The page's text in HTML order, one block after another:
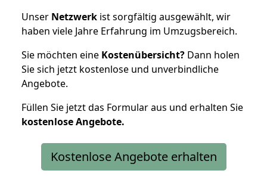
Unser Netzwerk ist sorgfältig ausgewählt, wir
haben viele Jahre Erfahrung im Umzugsbereich.
Sie möchten eine Kostenübersicht? Dann holen
Sie sich jetzt kostenlose und unverbindliche
Angebote.
Füllen Sie jetzt das Formular aus und erhalten Sie
kostenloseAngebote.
Kostenlose Angebote erhalten